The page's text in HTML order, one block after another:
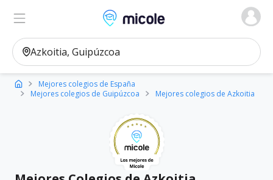
Micole, buscador de colegios
Ver en el mapa
Mejores colegios de España
Mejores colegios de Guipúzcoa
Mejores colegios de Azkoitia